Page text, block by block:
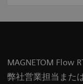
MAGNETOM Flow
弊社営業担当また